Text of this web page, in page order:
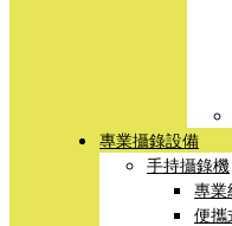
專業攝錄設備
手持攝錄機
專業
便攜